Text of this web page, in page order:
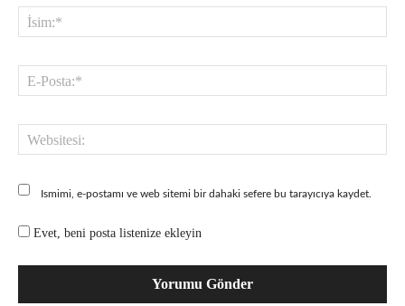
Ismimi, e-postamı ve web sitemi bir dahaki sefere bu tarayıcıya kaydet.
Evet, beni posta listenize ekleyin